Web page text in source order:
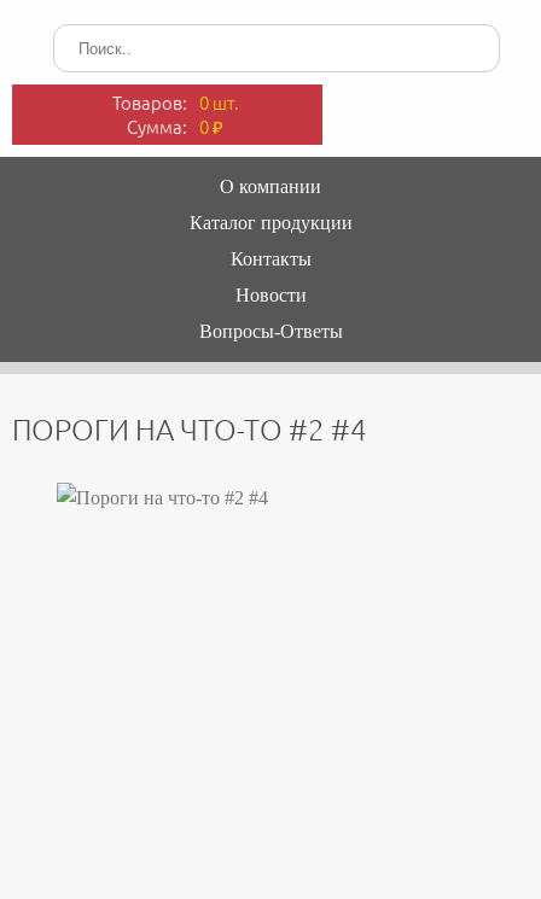
Товаров: 0 шт.
Сумма: 0₽
О компании
Каталог продукции
Контакты
Новости
Вопросы-Ответы
ПОРОГИ НА ЧТО-ТО #2 #4